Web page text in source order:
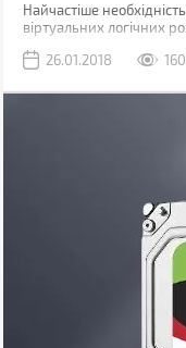
Найчастіше
віртуальних логічних
поговоримо про те,
популярних ОС або
26.01.2018